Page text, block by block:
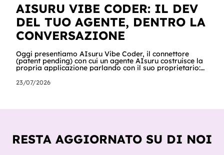
AISURU VIBE CODER: IL DEV
DEL TUO AGENTE, DENTRO LA
CONVERSAZIONE
Oggi presentiamo AIsuru Vibe Coder, il connettore
(patent pending) con cui un agente AIsuru costruisce la
propria applicazione parlando con il suo proprietario:
accesso, nella stessa conversazione in cui vengono
chiesti. In questo articolo raccontiamo tutto: cosa fa,
del catalogo, cosa ci hanno già costruito tester e clienti,
23/07/2026
RESTA AGGIORNATO SU DI NOI